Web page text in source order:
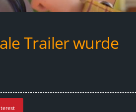
Trailer wurde